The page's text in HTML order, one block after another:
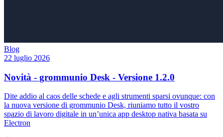
Blog
22 luglio 2026
Novità - grommunio Desk - Versione 1.2.0
Dite addio al caos delle schede e agli strumenti sparsi ovunque: con
la nuova versione di grommunio Desk, riuniamo tutto il vostro
spazio di lavoro digitale in un’unica app desktop nativa basata su
Electron